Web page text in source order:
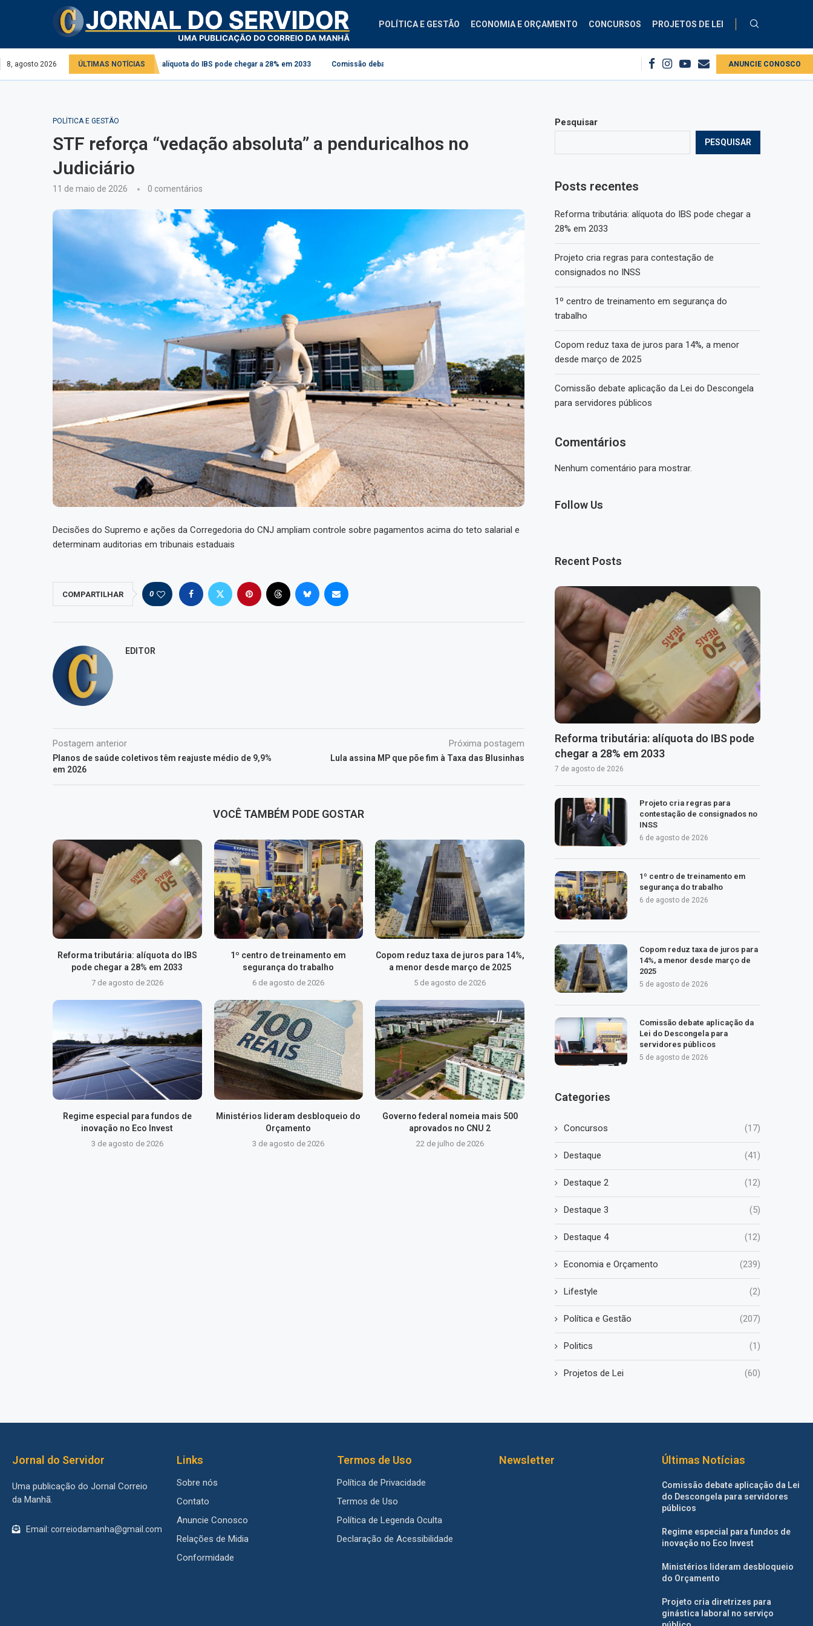
POLÍTICA E GESTÃO ECONOMIA E ORÇAMENTO CONCURSOS PROJETOS DE LEI
8, agosto 2026 ÚLTIMAS NOTÍCIAS
Reforma tributária: alíquota do IBS pode chegar a 28% em 2033 Comissão debate aplicação da Lei do Descongela para servidores públicos Projeto cria regras para contestação de consignados no INSS 1º
ANUNCIE CONOSCO
POLÍTICA E GESTÃO
STF reforça “vedação absoluta” a penduricalhos no
Judiciário
11 de maio de 2026 0 comentários
Decisões do Supremo e ações da Corregedoria do CNJ ampliam controle sobre pagamentos acima do teto salarial e
determinam auditorias em tribunais estaduais
COMPARTILHAR 0
EDITOR
Postagem anterior
Planos de saúde coletivos têm reajuste médio de 9,9%
em 2026
Próxima postagem
Lula assina MP que põe fim à Taxa das Blusinhas
VOCÊ TAMBÉM PODE GOSTAR
Reforma tributária: alíquota do IBS
pode chegar a 28% em 2033
7 de agosto de 2026
1º centro de treinamento em
segurança do trabalho
6 de agosto de 2026
Copom reduz taxa de juros para 14%,
a menor desde março de 2025
5 de agosto de 2026
Regime especial para fundos de
inovação no Eco Invest
3 de agosto de 2026
Ministérios lideram desbloqueio do
Orçamento
3 de agosto de 2026
Governo federal nomeia mais 500
aprovados no CNU 2
22 de julho de 2026
Pesquisar
PESQUISAR
Posts recentes
Reforma tributária: alíquota do IBS pode chegar a
28% em 2033
Projeto cria regras para contestação de
consignados no INSS
1º centro de treinamento em segurança do
trabalho
Copom reduz taxa de juros para 14%, a menor
desde março de 2025
Comissão debate aplicação da Lei do Descongela
para servidores públicos
Comentários
Nenhum comentário para mostrar.
Follow Us
Recent Posts
Reforma tributária: alíquota do IBS pode
chegar a 28% em 2033
7 de agosto de 2026
Projeto cria regras para
contestação de consignados no
INSS
6 de agosto de 2026
1º centro de treinamento em
segurança do trabalho
6 de agosto de 2026
Copom reduz taxa de juros para
14%, a menor desde março de
2025
5 de agosto de 2026
Comissão debate aplicação da
Lei do Descongela para
servidores públicos
5 de agosto de 2026
Categories
Concursos (17)
Destaque (41)
Destaque 2 (12)
Destaque 3 (5)
Destaque 4 (12)
Economia e Orçamento (239)
Lifestyle (2)
Política e Gestão (207)
Politics (1)
Projetos de Lei (60)
Jornal do Servidor
Uma publicação do Jornal Correio
da Manhã.
Email: correiodamanha@gmail.com
Links
Sobre nós
Contato
Anuncie Conosco
Relações de Midia
Conformidade
Termos de Uso
Política de Privacidade
Termos de Uso
Política de Legenda Oculta
Declaração de Acessibilidade
Newsletter Últimas Notícias
Comissão debate aplicação da Lei
do Descongela para servidores
públicos
Regime especial para fundos de
inovação no Eco Invest
Ministérios lideram desbloqueio
do Orçamento
Projeto cria diretrizes para
ginástica laboral no serviço